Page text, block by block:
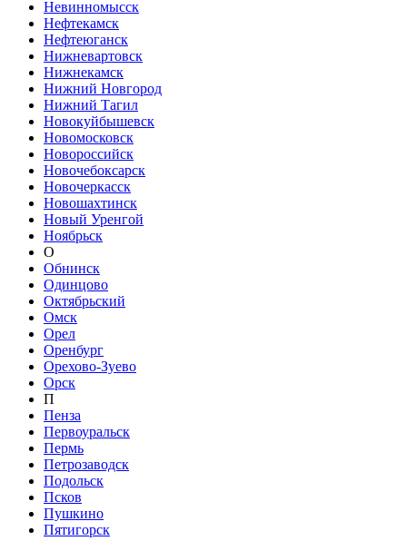
Невинномысск
Нефтекамск
Нефтеюганск
Нижневартовск
Нижнекамск
Нижний Новгород
Нижний Тагил
Новокуйбышевск
Новомосковск
Новороссийск
Новочебоксарск
Новочеркасск
Новошахтинск
Новый Уренгой
Ноябрьск
О
Обнинск
Одинцово
Октябрьский
Омск
Орел
Оренбург
Орехово-Зуево
Орск
П
Пенза
Первоуральск
Пермь
Петрозаводск
Подольск
Псков
Пушкино
Пятигорск